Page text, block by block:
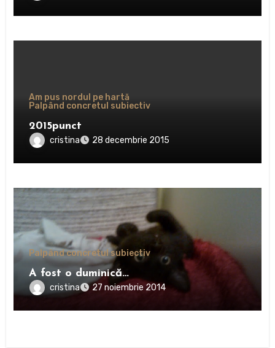
Am pus nordul pe hartă
Palpând concretul subiectiv
2015punct
cristina 28 decembrie 2015
Palpând concretul subiectiv
A fost o duminică…
cristina 27 noiembrie 2014